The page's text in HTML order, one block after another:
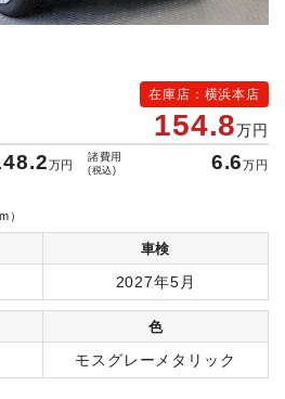
在庫店：横浜本店
154.8万円
万円
諸費用
(税込) 6.6万円
）
車検
2027年5月
色
モスグレーメタリック